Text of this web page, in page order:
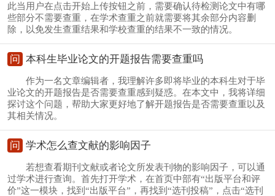
此当用户在点击开始上传按钮之前，需要确认待检测论文中有哪
些部分不需要查重，在学术查重之前就需要将其余部分内容删
除，以免发生查重结果和学校查重的结果不一致的情况。
问 本科生毕业论文的开题报告需要查重吗
作为一名文章编辑者，我理解许多即将毕业的本科生对于毕
业论文的开题报告是否需要查重感到疑惑。在本文中，我将详细
探讨这个问题，帮助大家更好地了解开题报告是否需要查重以及
其相关情况。
问 学术怎么查文献的影响因子
若想查看期刊文献或者论文所发表刊物的影响因子，可以通
过学术进行查询。首先打开学术，在首页中部有“出版平台和评
价”这一模块，找到“出版平台”，再找到“选刊投稿”，点击“选刊